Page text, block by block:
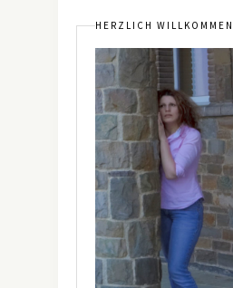
HERZLICH